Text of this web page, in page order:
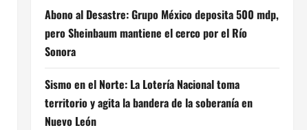
Abono al Desastre: Grupo México deposita 500 mdp,
pero Sheinbaum mantiene el cerco por el Río
Sonora
Sismo en el Norte: La Lotería Nacional toma
territorio y agita la bandera de la soberanía en
Nuevo León